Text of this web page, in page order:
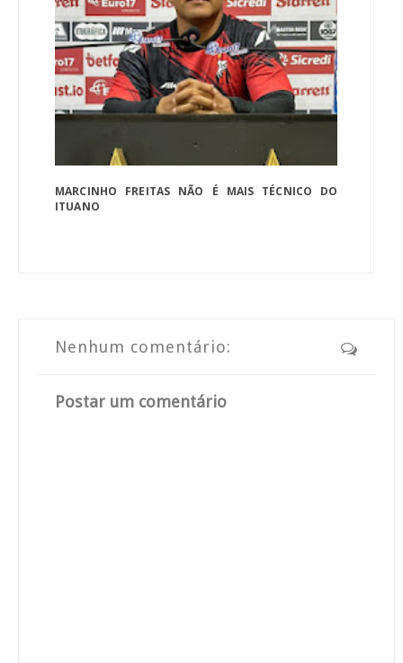
MARCINHO FREITAS NÃO É MAIS TÉCNICO DO
ITUANO
Nenhum comentário:
Postar um comentário